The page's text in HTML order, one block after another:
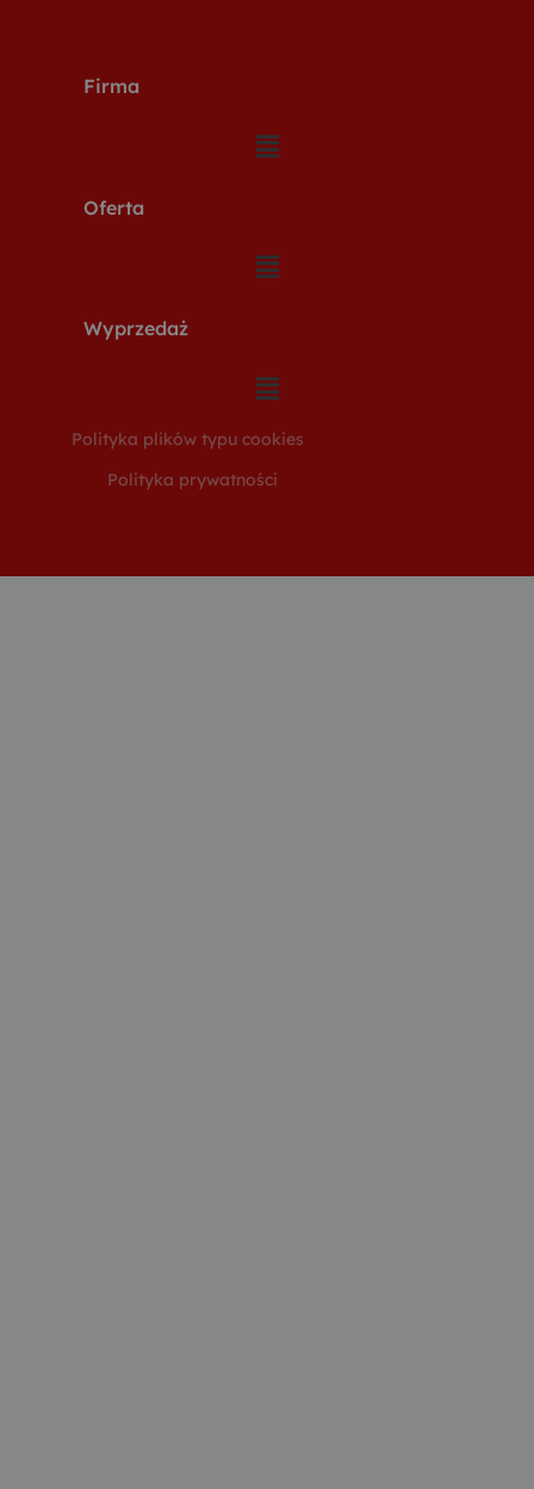
Firma
Oferta
Wyprzedaż
Polityka plików typu cookies
Polityka prywatności